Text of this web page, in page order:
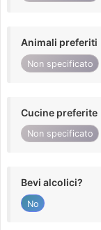
Animali preferiti
Non specificato
Cucine preferite
Non specificato
Bevi alcolici?
No